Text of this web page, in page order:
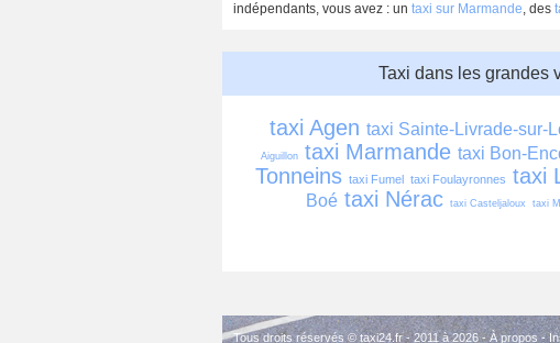
indépendants, vous avez : un taxi sur Marmande, des
Taxi dans les grandes
taxi Agen taxi Sainte-Livrade-sur-
Aiguillon taxi Marmande taxi Bon-
Tonneins taxi Fumel taxi Foulayronnes taxi
Boé taxi Nérac taxi Casteljaloux taxi
Tous droits réservés © taxi24.fr - 2011 à 2026 -À propos-